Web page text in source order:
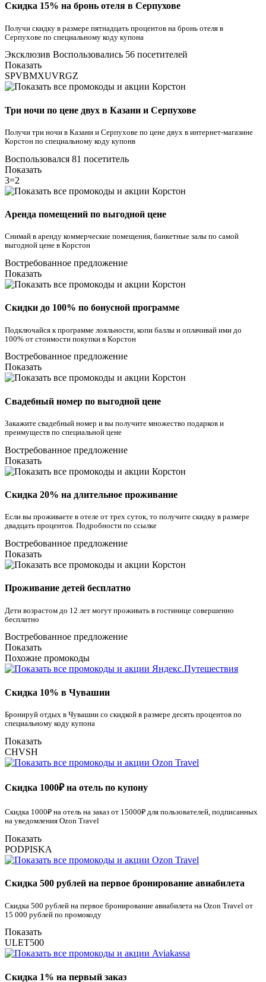
Скидка 15% на бронь отеля в Серпухове
Получи скидку в размере пятнадцать процентов на бронь отеля в
Серпухове по специальному коду купона
Эксклюзив Воспользовались 56 посетителей
Показать
SPVBMXUVRGZ
Три ночи по цене двух в Казани и Серпухове
Получи три ночи в Казани и Серпухове по цене двух в интернет-магазине
Корстон по специальному коду купонв
Воспользовался 81 посетитель
Показать
3=2
Аренда помещений по выгодной цене
Снимай в аренду коммерческие помещения, банкетные залы по самой
выгодной цене в Корстон
Востребованное предложение
Показать
Скидки до 100% по бонусной программе
Подключайся к программе лояльности, копи баллы и оплачивай ими до
100% от стоимости покупки в Корстон
Востребованное предложение
Показать
Свадебный номер по выгодной цене
Закажите свадебный номер и вы получите множество подарков и
преимуществ по специальной цене
Востребованное предложение
Показать
Скидка 20% на длительное проживание
Если вы проживаете в отеле от трех суток, то получите скидку в размере
двадцать процентов. Подробности по ссылке
Востребованное предложение
Показать
Проживание детей бесплатно
Дети возрастом до 12 лет могут проживать в гостинице совершенно
бесплатно
Востребованное предложение
Показать
Похожие промокоды
Скидка 10% в Чувашии
Бронируй отдых в Чувашии со скидкой в размере десять процентов по
специальному коду купона
Показать
CHVSH
Скидка 1000₽ на отель по купону
Скидка 1000₽ на отель на заказ от 15000₽ для пользователей, подписанных
на уведомления Ozon Travel
Показать
PODPISKA
Скидка 500 рублей на первое бронирование авиабилета
Скидка 500 рублей на первое бронирование авиабилета на Ozon Travel от
15 000 рублей по промокоду
Показать
ULET500
Скидка 1% на первый заказ